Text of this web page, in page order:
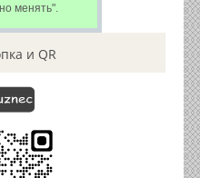
менять".
и QR